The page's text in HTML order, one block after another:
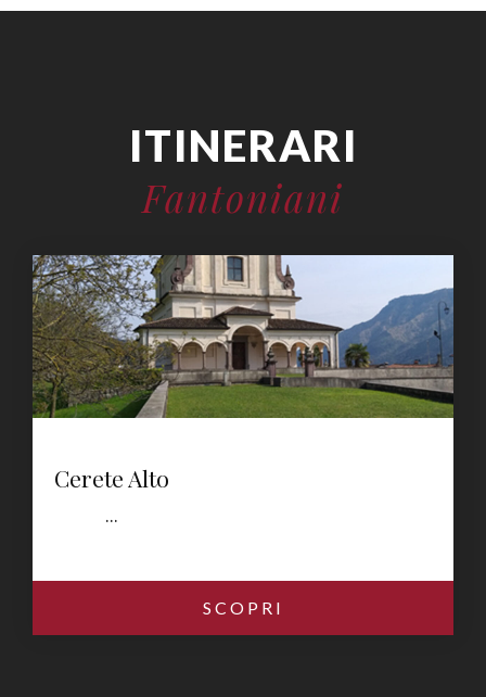
ITINERARI
Fantoniani
Cerete Alto
...
SCOPRI